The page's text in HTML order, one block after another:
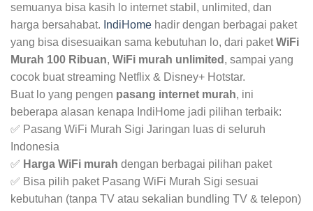
semuanya bisa kasih lo internet stabil, unlimited, dan
harga bersahabat. IndiHome hadir dengan berbagai paket
yang bisa disesuaikan sama kebutuhan lo, dari paketWiFi
Murah 100 Ribuan, WiFi murah unlimited , sampai yang
cocok buat streaming Netflix & Disney+ Hotstar.
Buat lo yang pengen pasang internet murah, ini
beberapa alasan kenapa IndiHome jadi pilihan terbaik:
✅ Pasang WiFi Murah Sigi Jaringan luas di seluruh
Indonesia
✅ Harga WiFi murah dengan berbagai pilihan paket
✅ Bisa pilih paket Pasang WiFi Murah Sigi sesuai
kebutuhan (tanpa TV atau sekalian bundling TV & telepon)